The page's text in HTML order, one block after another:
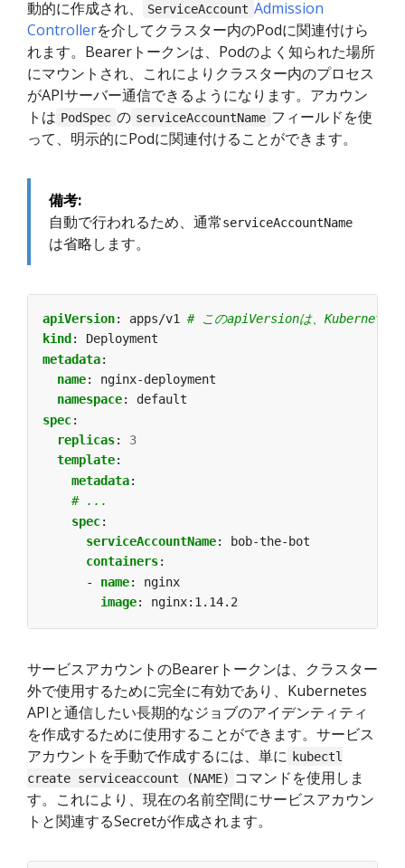
動的に作成され、
ServiceAccount Admission
Controllerを介してクラスター内のPodに関連付けら
れます。Bearerトークンは、Podのよく知られた場所
にマウントされ、これによりクラスター内のプロセス
がAPIサーバー通信できるようになります。アカウン
トは PodSpec の serviceAccountName フィールドを使
って、明示的にPodに関連付けることができます。
備考:
自動で行われるため、通常serviceAccountName
は省略します。
apiVersion: apps/v1
# このapiVersionは、
kind :
Deployment
metadata:
name:
nginx-deployment
namespace:
default
spec:
replicas:
3
template:
metadata:
# ...
spec:
serviceAccountName:
bob-the-bot
containers:
- name:
nginx
image: nginx:1.14.2
サービスアカウントのBearerトークンは、クラスター
外で使用するために完全に有効であり、Kubernetes
APIと通信したい長期的なジョブのアイデンティティ
を作成するために使用することができます。サービス
アカウントを手動で作成するには、単に kubectl
create serviceaccount (NAME) コマンドを使用しま
す。これにより、現在の名前空間にサービスアカウン
トと関連するSecretが作成されます。